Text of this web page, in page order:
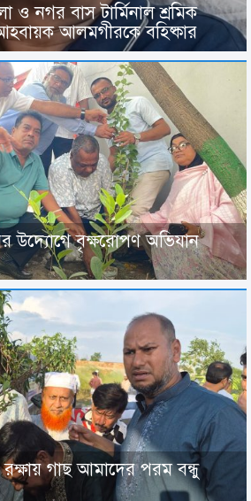
ও নগর বাস টার্মিনাল শ্রমিক
আলমগীরকে বহিষ্কার
উদ্যোগে বৃক্ষরোপণ অভিযান
রক্ষায় গাছ আমাদের পরম বন্ধু